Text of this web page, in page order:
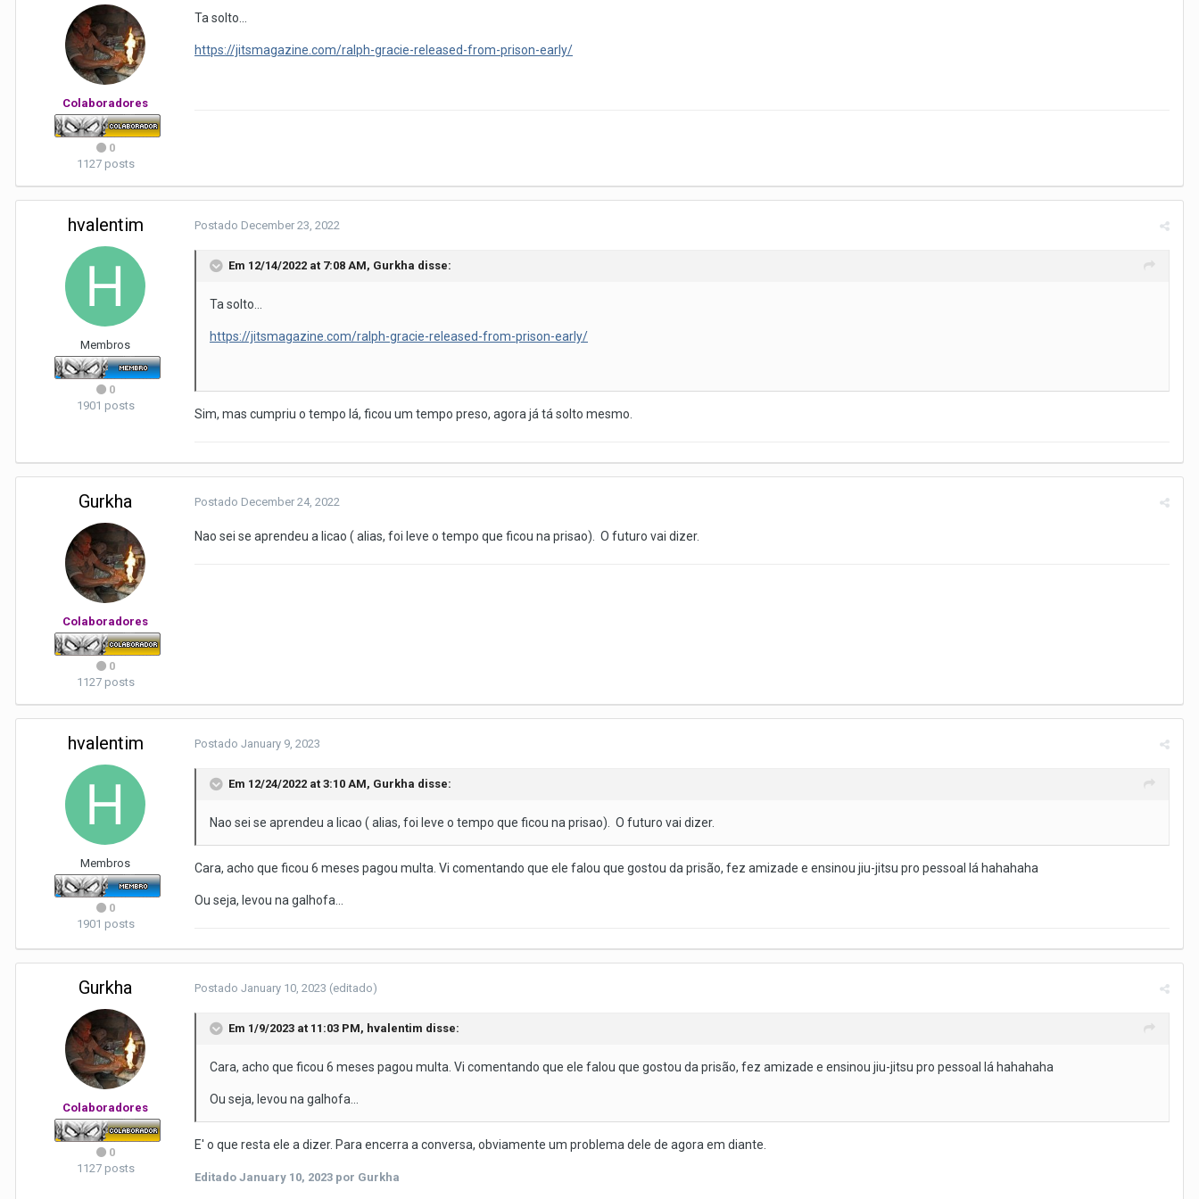
Colaboradores
0
1127 posts
Ta solto...
https://jitsmagazine.com/ralph-gracie-released-from-prison-early/
hvalentim
Membros
0
1901 posts
Postado December 23, 2022
Em 12/14/2022 at 7:08 AM, Gurkha disse:
Ta solto...
https://jitsmagazine.com/ralph-gracie-released-from-prison-early/
Sim, mas cumpriu o tempo lá, ficou um tempo preso, agora já tá solto mesmo.
Gurkha
Colaboradores
0
1127 posts
Postado December 24, 2022
Nao sei se aprendeu a licao ( alias, foi leve o tempo que ficou na prisao). O futuro vai dizer.
hvalentim
Membros
0
1901 posts
Postado January 9, 2023
Em 12/24/2022 at 3:10 AM, Gurkha disse:
Nao sei se aprendeu a licao ( alias, foi leve o tempo que ficou na prisao). O futuro vai dizer.
Cara, acho que ficou 6 meses pagou multa. Vi comentando que ele falou que gostou da prisão, fez amizade e ensinou jiu-jitsu pro pessoal lá hahahaha
Ou seja, levou na galhofa...
Gurkha
Colaboradores
0
1127 posts
Postado January 10, 2023 (editado)
Em 1/9/2023 at 11:03 PM, hvalentim disse:
Cara, acho que ficou 6 meses pagou multa. Vi comentando que ele falou que gostou da prisão, fez amizade e ensinou jiu-jitsu pro pessoal lá hahahaha
Ou seja, levou na galhofa...
E' o que resta ele a dizer. Para encerra a conversa, obviamente um problema dele de agora em diante.
Editado January 10, 2023 por Gurkha